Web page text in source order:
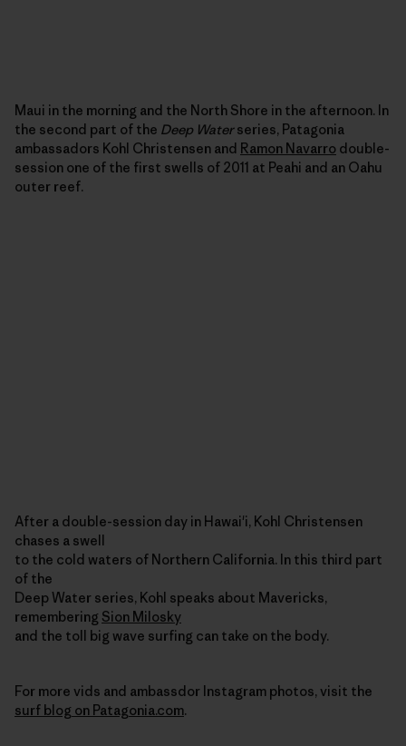
Maui in the morning and the North Shore in the afternoon. In
the second part of the Deep Waterseries, Patagonia
ambassadors Kohl Christensen and Ramon Navarro double-
session one of the first swells of 2011 at Peahi and an Oahu
outer reef.
After a double-session day in Hawai'i, Kohl Christensen
chases a swell
to the cold waters of Northern California. In this third part
of the
Deep Water series, Kohl speaks about Mavericks,
remembering Sion Milosky
and the toll big wave surfing can take on the body.
For more vids and ambassdor Instagram photos, visit the
surf blog on Patagonia.com.